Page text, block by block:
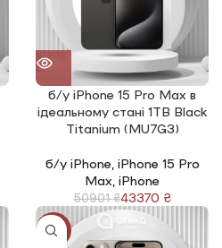
б/у iPhone 15 Pro Max в
ідеальному стані 1TB Black
Titanium (MU7G3)
б/у iPhone, iPhone 15 Pro
Max iPhone
50901₴43370 ₴
-15%